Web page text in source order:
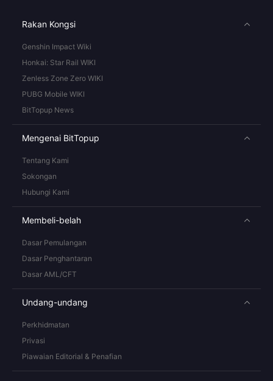
Rakan Kongsi
Genshin Impact Wiki
Honkai: Star Rail WIKI
Zenless Zone Zero WIKI
PUBG Mobile WIKI
BitTopup News
Mengenai BitTopup
Tentang Kami
Sokongan
Hubungi Kami
Membeli-belah
Dasar Pemulangan
Dasar Penghantaran
Dasar AML/CFT
Undang-undang
Perkhidmatan
Privasi
Piawaian Editorial & Penafian